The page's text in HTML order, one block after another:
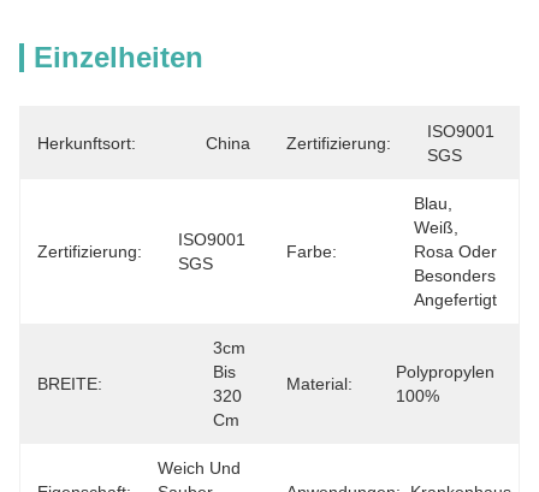
Einzelheiten
Herkunftsort: China Zertifizierung:
ISO9001
SGS
Zertifizierung:
ISO9001
SGS
Farbe:
Blau,
Weiß,
Rosa Oder
Besonders
Angefertigt
BREITE:
3cm
Bis
320
Cm
Material:
Polypropylen
100%
Weich Und